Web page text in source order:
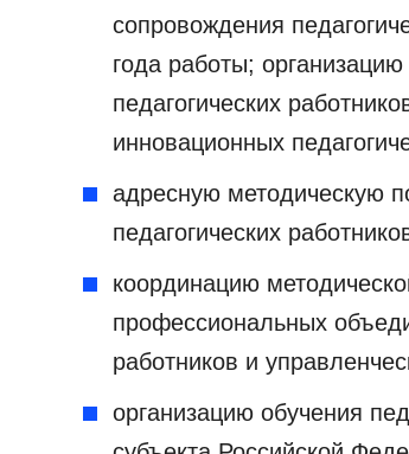
сопровождения
года работы;
педагогических
инновационных
адресную методическую
педагогических
координацию
профессиональных
работников и
организацию обучения